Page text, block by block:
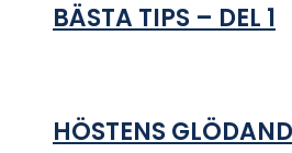
BÄSTA TIPS – DEL 1
HÖSTENS